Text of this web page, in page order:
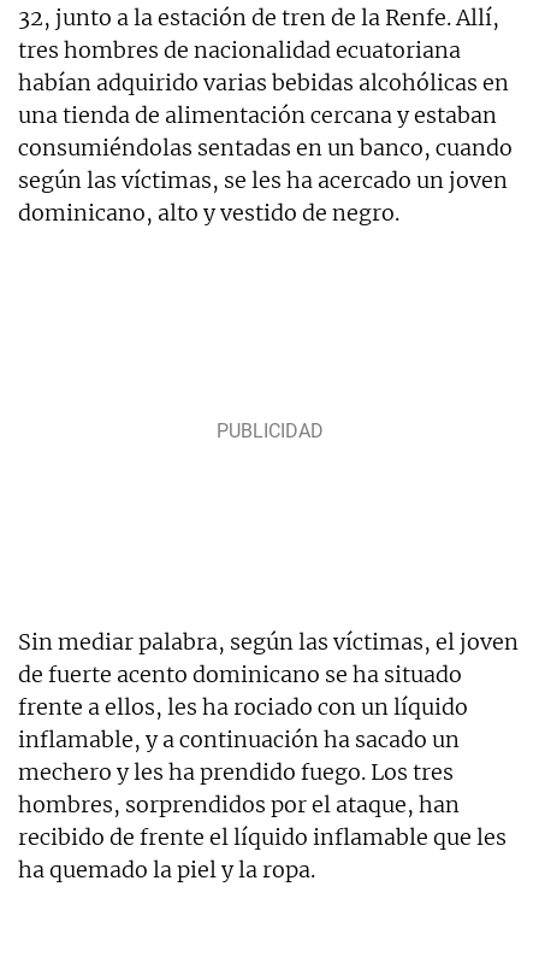
32, junto a la estación de tren de la Renfe. Allí,
tres hombres de nacionalidad ecuatoriana
habían adquirido varias bebidas alcohólicas en
una tienda de alimentación cercana y estaban
consumiéndolas sentadas en un banco, cuando
según las víctimas, se les ha acercado un joven
dominicano, alto y vestido de negro.
Sin mediar palabra, según las víctimas, el joven
de fuerte acento dominicano se ha situado
frente a ellos, les ha rociado con un líquido
inflamable, y a continuación ha sacado un
mechero y les ha prendido fuego. Los tres
hombres, sorprendidos por el ataque, han
recibido de frente el líquido inflamable que les
ha quemado la piel y la ropa.